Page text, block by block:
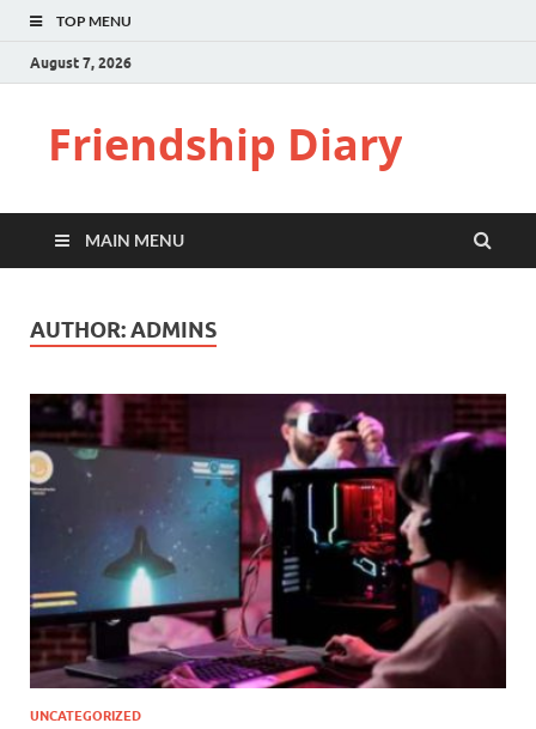
TOP MENU
August 7, 2026
Friendship Diary
MAIN MENU
AUTHOR:ADMINS
UNCATEGORIZED